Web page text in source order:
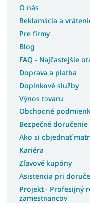
Moderné
Rohové
Lacné
Lacné
Lacné
O nás
Reklamácia a
Pre firmy
Blog
FAQ - Najčastejšie
Doprava a platba
Doplnkové služby
Výnos tovaru
Obchodné
Bezpečné doručenie
Ako si objednať
Kariéra
Zľavové kupóny
Asistencia pri
Projekt - Profesijný
zamestnancov